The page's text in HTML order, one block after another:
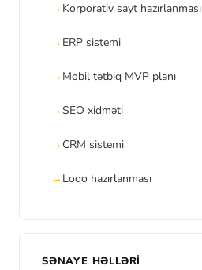
Korporativ sayt hazırlanması
ERP sistemi
Mobil tətbiq MVP planı
SEO xidməti
CRM sistemi
Loqo hazırlanması
SƏNAYE HƏLLƏRI